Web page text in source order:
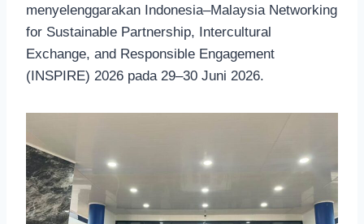
menyelenggarakan Indonesia–Malaysia Networking
for Sustainable Partnership, Intercultural
Exchange, and Responsible Engagement
(INSPIRE) 2026 pada 29–30 Juni 2026.